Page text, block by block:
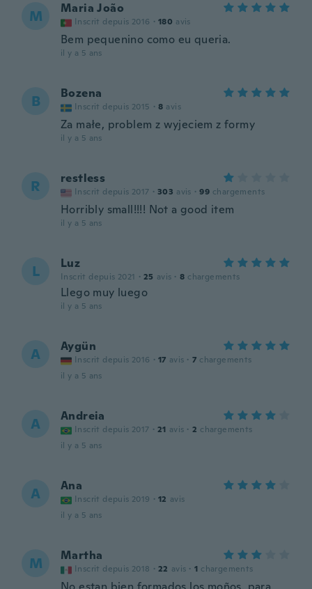
M Maria João
Inscrit depuis 2016 · 180 avis
Bem pequenino como eu queria.
il y a 5 ans
B Bozena
Inscrit depuis 2015 · 8 avis
Za małe, problem z wyjeciem z formy
il y a 5 ans
R restless
Inscrit depuis 2017 · 303 avis · 99 chargements
Horribly small!!!! Not a good item
il y a 5 ans
L Luz
Inscrit depuis 2021 · 25 avis · 8 chargements
Llego muy luego
il y a 5 ans
A Aygün
Inscrit depuis 2016 · 17 avis · 7 chargements
il y a 5 ans
A Andreia
Inscrit depuis 2017 · 21 avis · 2 chargements
il y a 5 ans
A Ana
Inscrit depuis 2019 · 12 avis
il y a 5 ans
M Martha
Inscrit depuis 2018 · 22 avis · 1 chargements